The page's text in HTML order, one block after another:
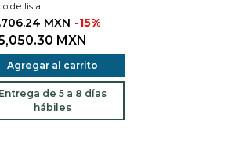
de lista:
MXN -15%
MXN
Agregar al carrito
Entrega de 5 a 8 días
hábiles